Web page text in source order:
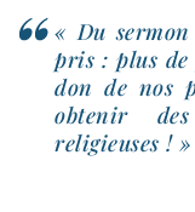
« Du
pris : plus
don de nos
obte­nir
religieuses ! »